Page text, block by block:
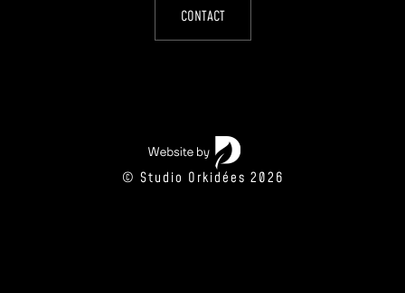
CONTACT
© Studio Orkidées 2026